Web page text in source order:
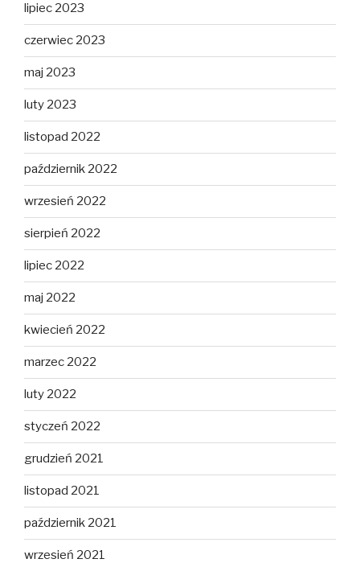
lipiec 2023
czerwiec 2023
maj 2023
luty 2023
listopad 2022
październik 2022
wrzesień 2022
sierpień 2022
lipiec 2022
maj 2022
kwiecień 2022
marzec 2022
luty 2022
styczeń 2022
grudzień 2021
listopad 2021
październik 2021
wrzesień 2021